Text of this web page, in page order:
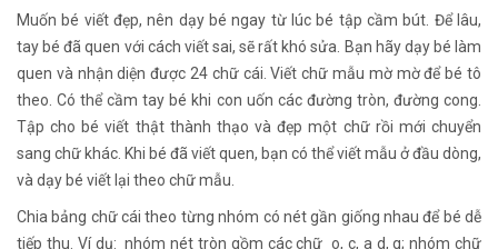
Muốn bé viết đẹp, nên dạy bé ngay từ lúc bé tập cầm bút. Để lâu,
tay bé đã quen với cách viết sai, sẽ rất khó sửa. Bạn hãy dạy bé làm
quen và nhận diện được 24 chữ cái. Viết chữ mẫu mờ mờ để bé tô
theo. Có thể cầm tay bé khi con uốn các đường tròn, đường cong.
Tập cho bé viết thật thành thạo và đẹp một chữ rồi mới chuyển
sang chữ khác. Khi bé đã viết quen, bạn có thể viết mẫu ở đầu dòng,
và dạy bé viết lại theo chữ mẫu.
Chia bảng chữ cái theo từng nhóm có nét gần giống nhau để bé dễ
tiếp thu. Ví dụ: nhóm nét tròn gồm các chữ o, c, a d, q; nhóm chữ